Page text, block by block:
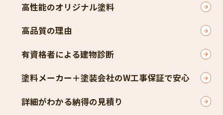
高性能のオリジナル塗料
高品質の理由
有資格者による建物診断
塗料メーカー＋塗装会社のW工事保証で安心
詳細がわかる納得の見積り